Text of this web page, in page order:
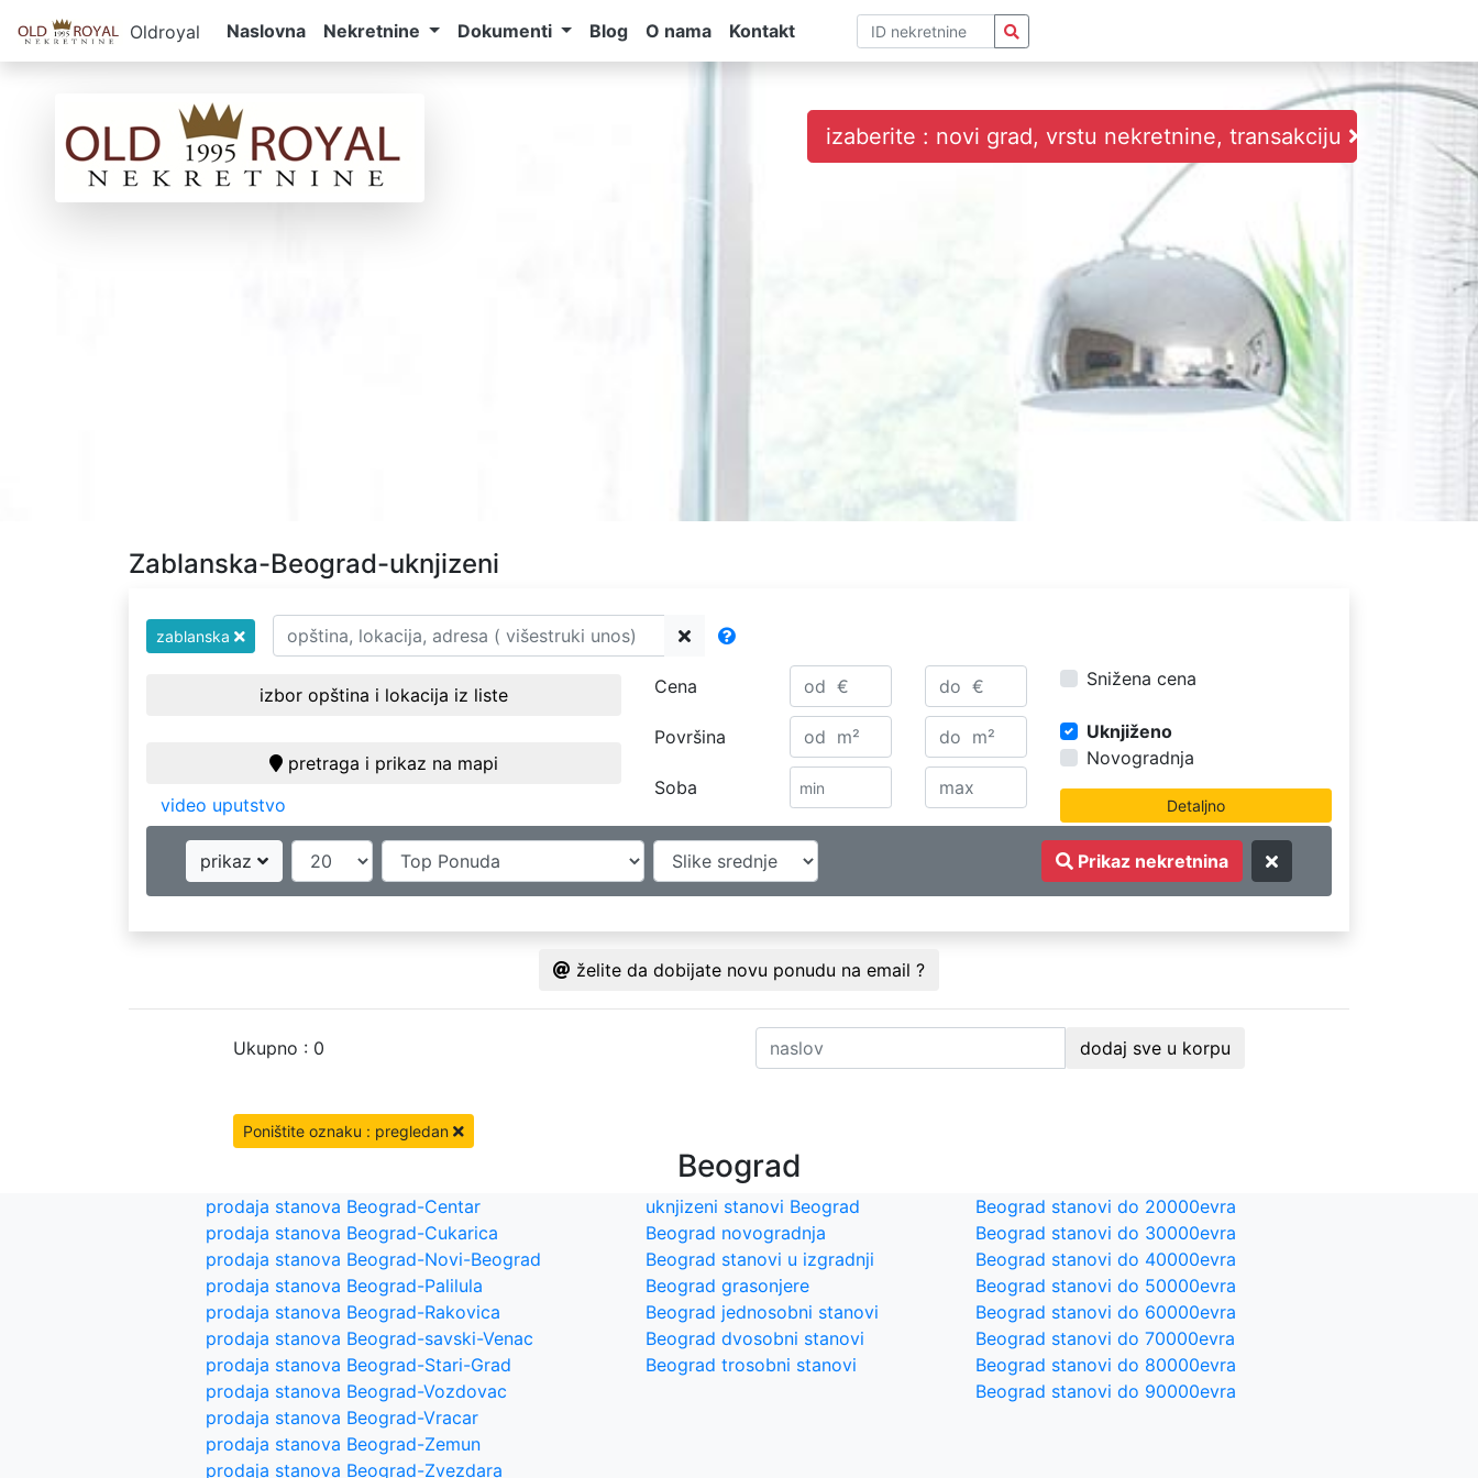
Oldroyal Naslovna Nekretnine Dokumenti Blog O nama Kontakt
izaberite : novi grad, vrstu nekretnine, transakciju
Zablanska-Beograd-uknjizeni
zablanska
izbor opština i lokacija iz liste
pretraga i prikaz na mapi
video uputstvo
Cena
Površina
Soba
Snižena cena
Uknjiženo
Novogradnja
prikaz Prikaz nekretnina
želite da dobijate novu ponudu na email ?
Ukupno : 0 dodaj sve u korpu
Poništite oznaku : pregledan
Beograd
prodaja stanova Beograd-Centar
prodaja stanova Beograd-Cukarica
prodaja stanova Beograd-Novi-Beograd
prodaja stanova Beograd-Palilula
prodaja stanova Beograd-Rakovica
prodaja stanova Beograd-savski-Venac
prodaja stanova Beograd-Stari-Grad
prodaja stanova Beograd-Vozdovac
prodaja stanova Beograd-Vracar
prodaja stanova Beograd-Zemun
prodaja stanova Beograd-Zvezdara
uknjizeni stanovi Beograd
Beograd novogradnja
Beograd stanovi u izgradnji
Beograd grasonjere
Beograd jednosobni stanovi
Beograd dvosobni stanovi
Beograd trosobni stanovi
Beograd stanovi do 20000evra
Beograd stanovi do 30000evra
Beograd stanovi do 40000evra
Beograd stanovi do 50000evra
Beograd stanovi do 60000evra
Beograd stanovi do 70000evra
Beograd stanovi do 80000evra
Beograd stanovi do 90000evra